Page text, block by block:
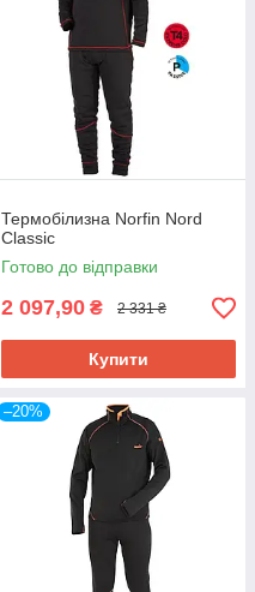
Термобілизна Norfin Nord
Classic
Готово до відправки
2 097,90 ₴ 2 331 ₴
Купити
–20%